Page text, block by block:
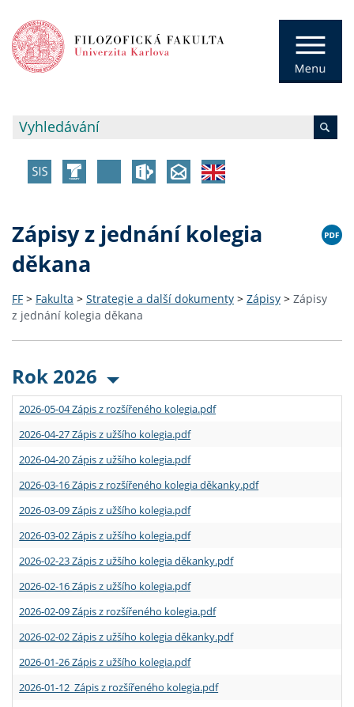
Zápisy z jednání kolegia
děkana
FF > Fakulta > Strategie a další dokumenty > Zápisy > Zápisy
z jednání kolegia děkana
Rok 2026
2026-05-04 Zápis z rozšířeného kolegia.pdf
2026-04-27 Zápis z užšího kolegia.pdf
2026-04-20 Zápis z užšího kolegia.pdf
2026-03-16 Zápis z rozšířeného kolegia děkanky.pdf
2026-03-09 Zápis z užšího kolegia.pdf
2026-03-02 Zápis z užšího kolegia.pdf
2026-02-23 Zápis z užšího kolegia děkanky.pdf
2026-02-16 Zápis z užšího kolegia.pdf
2026-02-09 Zápis z rozšířeného kolegia.pdf
2026-02-02 Zápis z užšího kolegia děkanky.pdf
2026-01-26 Zápis z užšího kolegia.pdf
2026-01-12 Zápis z rozšířeného kolegia.pdf